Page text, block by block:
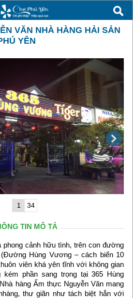
VĂN NHÀ HÀNG HẢI SẢN
YÊN
1 34
TIN MÔ TẢ
phong cảnh hữu tình, trên con đường
Hùng Vương – cách biển 10
viên khá yên tĩnh với không gian
kém phần sang trọng tại 365 Hùng
hàng Ẩm thực Nguyễn Văn mang
thư giãn như tách biệt hẳn với